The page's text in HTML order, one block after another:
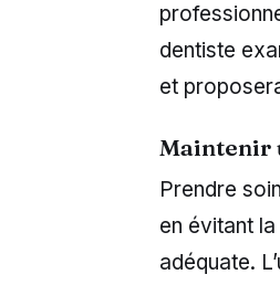
dentiste
et
Maintenir
Prendre
en évitant
adéquate.